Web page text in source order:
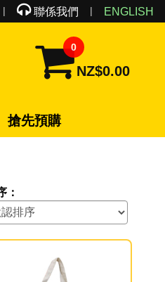
| 聯係我們 | ENGLISH
0
NZ$0.00
搶先預購
：